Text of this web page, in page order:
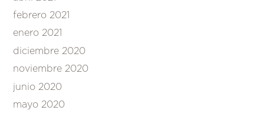
febrero 2021
enero 2021
diciembre 2020
noviembre 2020
junio 2020
mayo 2020